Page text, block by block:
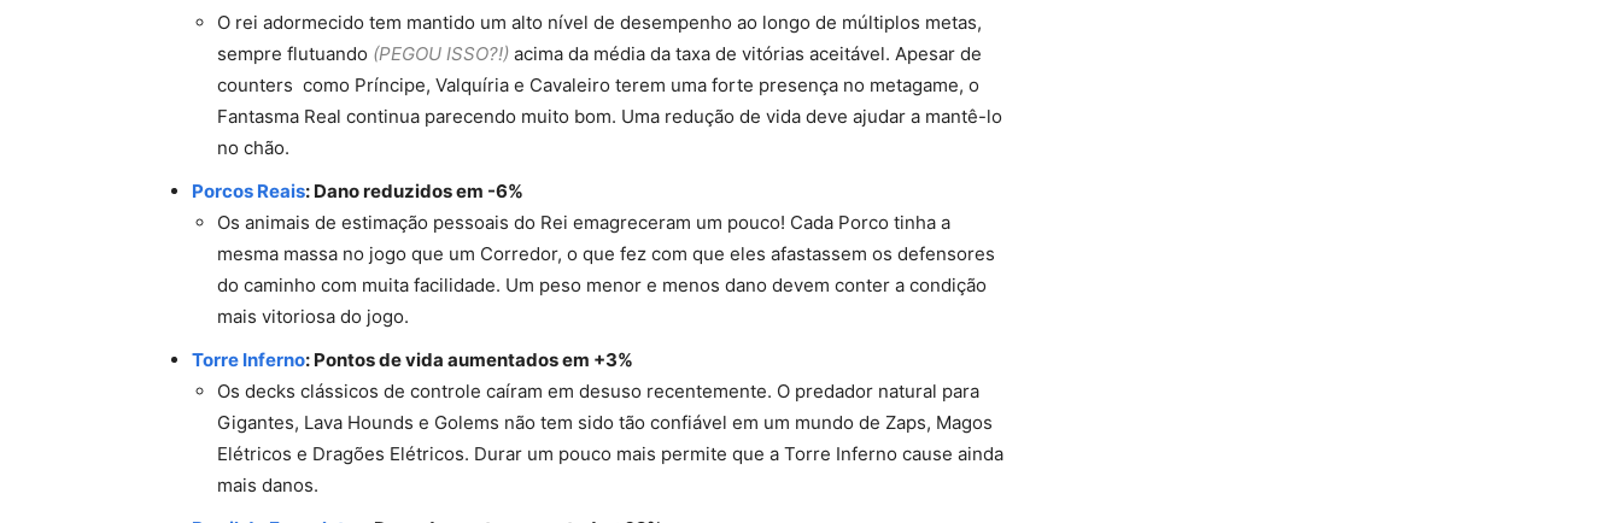
O rei adormecido tem mantido um alto nível de desempenho ao longo de múltiplos metas,
sempre flutuando (PEGOU ISSO?!) acima da média da taxa de vitórias aceitável. Apesar de
counters como Príncipe, Valquíria e Cavaleiro terem uma forte presença no metagame, o
Fantasma Real continua parecendo muito bom. Uma redução de vida deve ajudar a mantê-lo
no chão.
Porcos Reais: Dano reduzidos em -6%
Os animais de estimação pessoais do Rei emagreceram um pouco! Cada Porco tinha a
mesma massa no jogo que um Corredor, o que fez com que eles afastassem os defensores
do caminho com muita facilidade. Um peso menor e menos dano devem conter a condição
mais vitoriosa do jogo.
Torre Inferno: Pontos de vida aumentados em +3%
Os decks clássicos de controle caíram em desuso recentemente. O predador natural para
Gigantes, Lava Hounds e Golems não tem sido tão confiável em um mundo de Zaps, Magos
Elétricos e Dragões Elétricos. Durar um pouco mais permite que a Torre Inferno cause ainda
mais danos.